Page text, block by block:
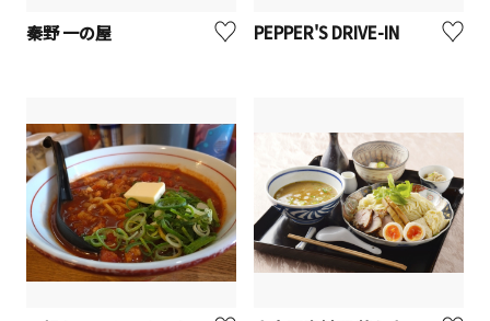
秦野 一の屋 PEPPER'S DRIVE-IN